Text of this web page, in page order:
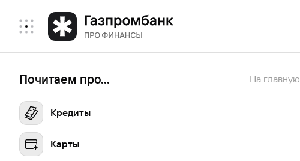
На главную
Почитаем про...
Кредиты
Карты